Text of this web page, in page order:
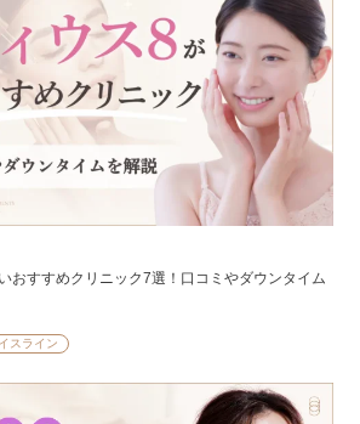
おすすめクリニック7選！口コミやダウンタイム
スライン